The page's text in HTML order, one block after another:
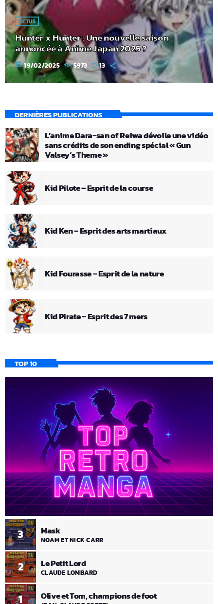
ACTUS
Hunter x Hunter : Une nouvelle saison
annoncée à Anime Japan 2025 ?
today 19/02/2025 5973 13
DERNIÈRES PUBLICATIONS
L’anime Dara-san of Reiwa dévoile une vidéo
sans crédits de son ending spécial « Gun
Valsey’s Theme »
Kid Pilote – Esprit de la course
Kid Ken – Esprit des arts martiaux
Kid Fourasse – Esprit de la nature
Kid Pirate – Esprit des 7 mers
TOP 10
1 Olive et Tom, champions de foot
2 Le Petit Lord
CLAUDE LOMBARD
3 Mask
NOAM ET NICK CARR